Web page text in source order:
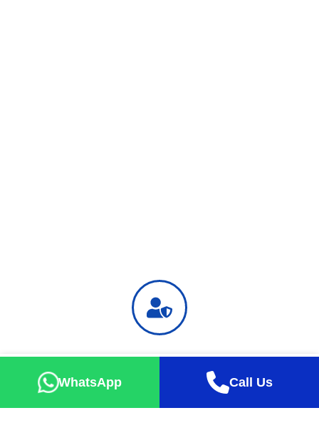
Safe Holiday
Successful tour percentage up to 99% with exact take-off
WhatsApp Call Us